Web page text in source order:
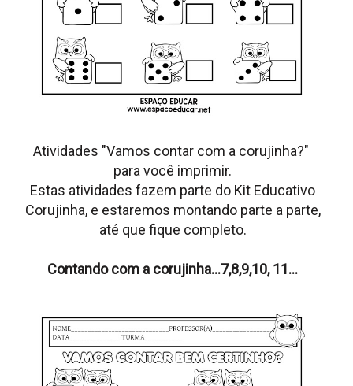
Atividades "Vamos contar com a corujinha?"
para você imprimir.
Estas atividades fazem parte do Kit Educativo
Corujinha, e estaremos montando parte a parte,
até que fique completo.
Contando com a corujinha...7,8,9,10, 11...